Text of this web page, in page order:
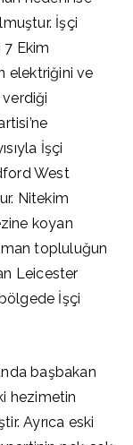
İşçi
7 Ekim
elektriğini ve
İşçi
West
Nitekim
koyan
topluluğun
Leicester
bölgede İşçi
başbakan
hezimetin
Ayrıca eski